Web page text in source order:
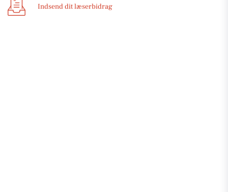
Indsend dit læserbidrag